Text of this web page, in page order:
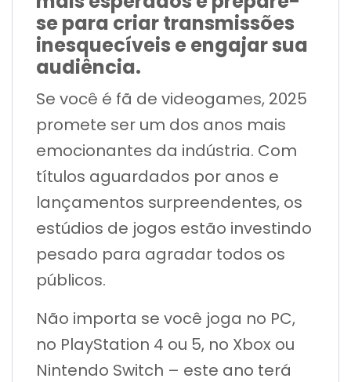
se para criar transmissões
inesquecíveis e engajar sua
audiência.
Se você é fã de videogames, 2025
promete ser um dos anos mais
emocionantes da indústria. Com
títulos aguardados por anos e
lançamentos surpreendentes, os
estúdios de jogos estão investindo
pesado para agradar todos os
públicos.
Não importa se você joga no PC,
no PlayStation 4 ou 5, no Xbox ou
Nintendo Switch – este ano terá